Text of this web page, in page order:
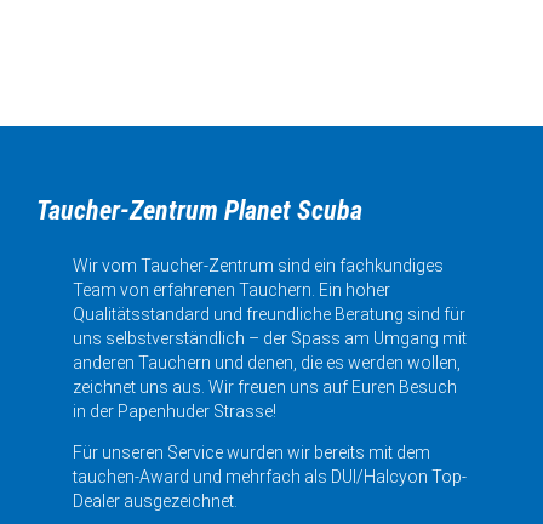
Taucher-Zentrum Planet Scuba
Wir vom Taucher-Zentrum sind ein fachkundiges
Team von erfahrenen Tauchern. Ein hoher
Qualitätsstandard und freundliche Beratung sind für
uns selbstverständlich – der Spass am Umgang mit
anderen Tauchern und denen, die es werden wollen,
zeichnet uns aus. Wir freuen uns auf Euren Besuch
in der Papenhuder Strasse!
Für unseren Service wurden wir bereits mit dem
tauchen-Award und mehrfach als DUI/Halcyon Top-
Dealer ausgezeichnet.